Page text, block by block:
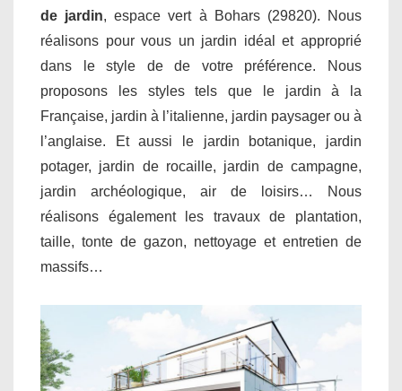
de jardin, espace vert à Bohars (29820). Nous
réalisons pour vous un jardin idéal et approprié
dans le style de de votre préférence. Nous
proposons les styles tels que le jardin à la
Française, jardin à l’italienne, jardin paysager ou à
l’anglaise. Et aussi le jardin botanique, jardin
potager, jardin de rocaille, jardin de campagne,
jardin archéologique, air de loisirs… Nous
réalisons également les travaux de plantation,
taille, tonte de gazon, nettoyage et entretien de
massifs…